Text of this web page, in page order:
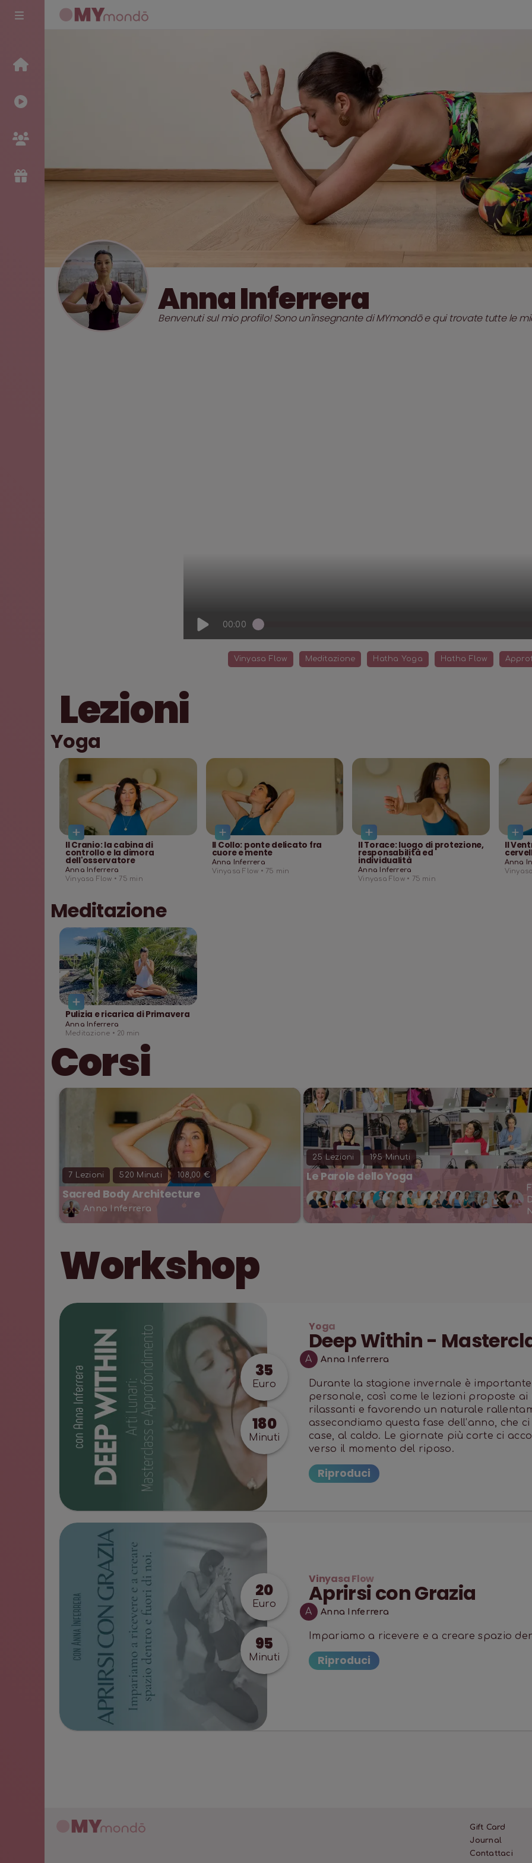
Anna Inferrera
Benvenuti sul mio profilo! Sono un'insegnante di MYmondō e qui trovate tutte le
00:00
Vinyasa Flow Meditazione Hatha Yoga Hatha Flow
Lezioni
Yoga
Il Cranio: la cabina di
controllo e la dimora
dell'osservatore
Anna Inferrera
Vinyasa Flow • 75 min
Il Collo: ponte delicato fra
cuore e mente
Anna Inferrera
Vinyasa Flow • 75 min
Il Torace: luogo di protezione,
responsabilità ed
individualità
Anna Inferrera
Vinyasa Flow • 75 min
Il
Anna
Meditazione
Pulizia e ricarica di Primavera
Anna Inferrera
Meditazione • 20 min
Corsi
7 Lezioni 520 Minuti 108,00 €
Sacred Body Architecture
Anna Inferrera
25 Lezioni 195 Minuti
Le Parole dello Yoga
Workshop
35
Euro
180
Minuti
Yoga
Deep Within -
A Anna Inferrera
Durante la stagione invernale è
personale, così come le lezioni proposte
rilassanti e favorendo un naturale
assecondiamo questa fase dell’anno, che
case, al caldo. Le giornate più corte ci
verso il momento del riposo.
Riproduci
20
Euro
95
Minuti
Vinyasa Flow
Aprirsi con Grazia
A Anna Inferrera
Impariamo a ricevere e a creare spazio
Riproduci
Gift Card
Journal
Contattaci